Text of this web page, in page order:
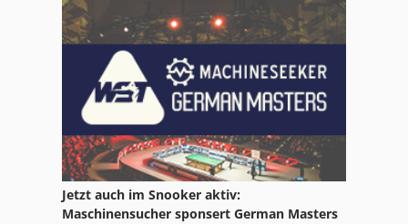
Jetzt auch im Snooker aktiv:
Maschinensucher sponsert German Masters